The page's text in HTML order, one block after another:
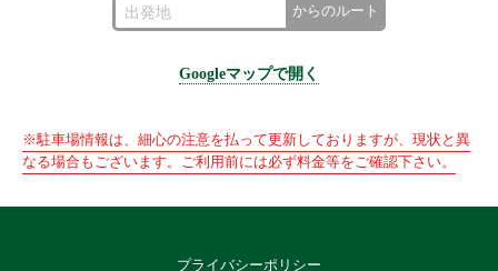
からのルート
Googleマップで開く
※駐車場情報は、細心の注意を払って更新しておりますが、現状と異
なる場合もございます。ご利用前には必ず料金等をご確認下さい。
プライバシーポリシー